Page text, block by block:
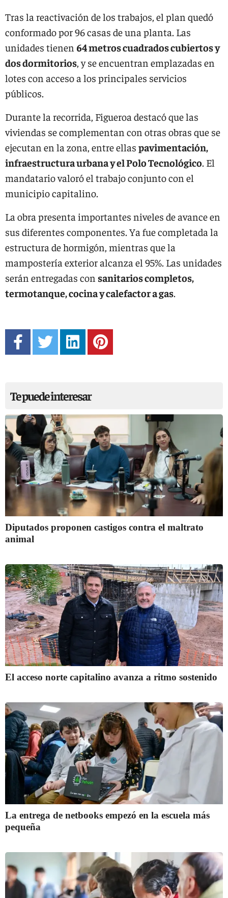
Tras la reactivación de los trabajos, el plan quedó
conformado por 96 casas de una planta. Las
unidades tienen 64 metros cuadrados cubiertos y
dos dormitorios, y se encuentran emplazadas en
lotes con acceso a los principales servicios
públicos.
Durante la recorrida, Figueroa destacó que las
viviendas se complementan con otras obras que se
ejecutan en la zona, entre ellas pavimentación,
infraestructura urbana y el Polo Tecnológico. El
mandatario valoró el trabajo conjunto con el
municipio capitalino.
La obra presenta importantes niveles de avance en
sus diferentes componentes. Ya fue completada la
estructura de hormigón, mientras que la
mampostería exterior alcanza el 95%. Las unidades
serán entregadas con sanitarios completos,
termotanque, cocina y calefactor a gas.
Te puede interesar
Diputados proponen castigos contra el maltrato
animal
El acceso norte capitalino avanza a ritmo sostenido
La entrega de netbooks empezó en la escuela más
pequeña